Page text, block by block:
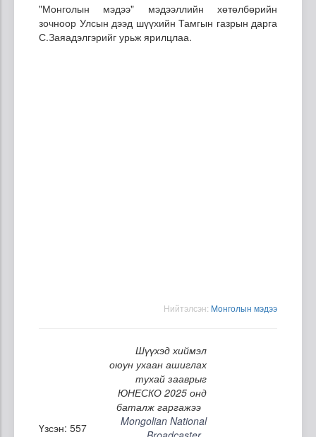
"Монголын мэдээ" мэдээллийн хөтөлбөрийн
зочноор Улсын дээд шүүхийн Тамгын газрын дарга
С.Заяадэлгэрийг урьж ярилцлаа.
Нийтэлсэн: Moнголын мэдээ
Шүүхэд хиймэл
оюун ухаан ашиглах
тухай зааврыг
ЮНЕСКО 2025 онд
баталж гаргажээ
Үзсэн: 557
Mongolian National